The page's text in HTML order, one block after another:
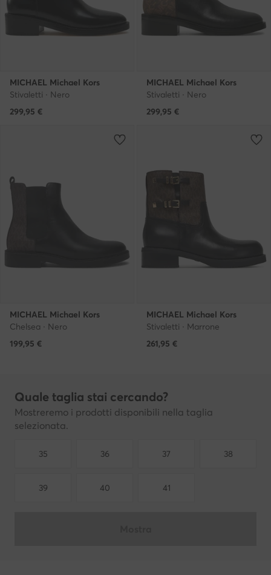
MICHAEL Michael Kors
Stivaletti · Nero
299,95 €
MICHAEL Michael Kors
Stivaletti · Nero
299,95 €
MICHAEL Michael Kors
Chelsea · Nero
199,95 €
MICHAEL Michael Kors
Stivaletti · Marrone
261,95 €
Quale taglia stai cercando?
Mostreremo i prodotti disponibili nella taglia
selezionata.
35 36 37 38
39 40 41